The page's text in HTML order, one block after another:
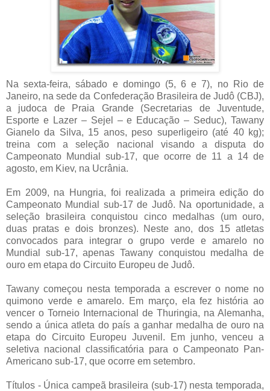
Na sexta-feira, sábado e domingo (5, 6 e 7), no Rio de
Janeiro, na sede da Confederação Brasileira de Judô (CBJ),
a judoca de Praia Grande (Secretarias de Juventude,
Esporte e Lazer – Sejel – e Educação – Seduc), Tawany
Gianelo da Silva, 15 anos, peso superligeiro (até 40 kg);
treina com a seleção nacional visando a disputa do
Campeonato Mundial sub-17, que ocorre de 11 a 14 de
agosto, em Kiev, na Ucrânia.
Em 2009, na Hungria, foi realizada a primeira edição do
Campeonato Mundial sub-17 de Judô. Na oportunidade, a
seleção brasileira conquistou cinco medalhas (um ouro,
duas pratas e dois bronzes). Neste ano, dos 15 atletas
convocados para integrar o grupo verde e amarelo no
Mundial sub-17, apenas Tawany conquistou medalha de
ouro em etapa do Circuito Europeu de Judô.
Tawany começou nesta temporada a escrever o nome no
quimono verde e amarelo. Em março, ela fez história ao
vencer o Torneio Internacional de Thuringia, na Alemanha,
sendo a única atleta do país a ganhar medalha de ouro na
etapa do Circuito Europeu Juvenil. Em junho, venceu a
seletiva nacional classificatória para o Campeonato Pan-
Americano sub-17, que ocorre em setembro.
Títulos - Única campeã brasileira (sub-17) nesta temporada,